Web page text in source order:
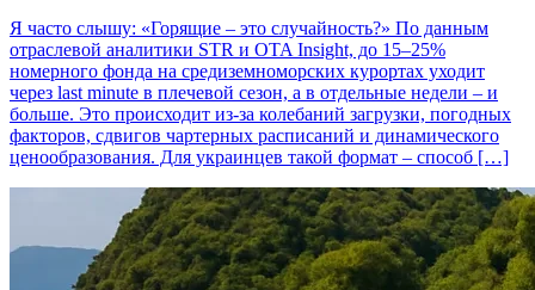
Я часто слышу: «Горящие – это случайность?» По данным
отраслевой аналитики STR и OTA Insight, до 15–25%
номерного фонда на средиземноморских курортах уходит
через last minute в плечевой сезон, а в отдельные недели – и
больше. Это происходит из‑за колебаний загрузки, погодных
факторов, сдвигов чартерных расписаний и динамического
ценообразования. Для украинцев такой формат – способ […]